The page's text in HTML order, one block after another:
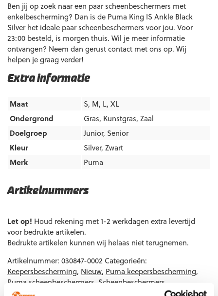
Artikelnummers
Let op! Houd rekening met 1-2 werkdagen extra levertijd
voor bedrukte artikelen.
Bedrukte artikelen kunnen wij helaas niet terugnemen.
Artikelnummer: 030847-0002 Categorieën:
Keepersbescherming, Nieuw, Puma keepersbescherming,
Puma scheenbeschermers Scheenbeschermers
Extra informatie
Maat
S, M, L, XL
Ondergrond
Gras, Kunstgras, Zaal
Doelgroep
Junior, Senior
Kleur
Silver, Zwart
Merk
Puma
Ben jij op zoek naar een paar scheenbeschermers met
enkelbescherming? Dan is de Puma King IS Ankle Black
Silver het ideale paar scheenbeschermers voor jou. Voor
23:00 besteld, is morgen thuis. Wil je meer informatie
ontvangen? Neem dan gerust contact met ons op. Wij
helpen je graag verder!